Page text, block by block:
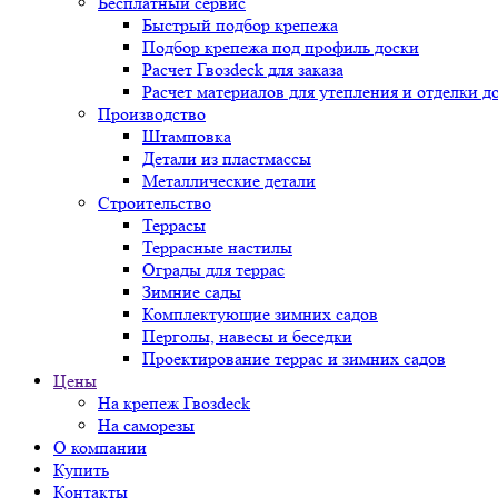
Быстрый подбор крепежа
Подбор крепежа под профиль доски
Расчет Гвозdeck для заказа
Расчет материалов для утепления и отделки
Производство
Штамповка
Детали из пластмассы
Металлические детали
Строительство
Террасы
Террасные настилы
Ограды для террас
Зимние сады
Комплектующие зимних садов
Перголы, навесы и беседки
Проектирование террас и зимних садов
Цены
На крепеж Гвозdeck
На саморезы
О компании
Купить
Контакты